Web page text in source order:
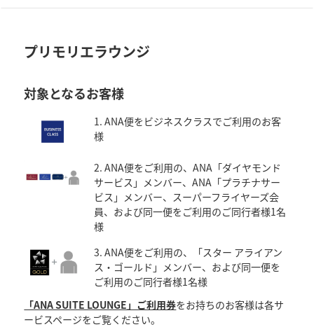
プリモリエラウンジ
対象となるお客様
1. ANA便をビジネスクラスでご利用のお客
様
2. ANA便をご利用の、ANA「ダイヤモンド
サービス」メンバー、ANA「プラチナサー
ビス」メンバー、スーパーフライヤーズ会
員、および同一便をご利用のご同行者様1名
様
3. ANA便をご利用の、「スター アライアン
ス・ゴールド」メンバー、および同一便を
ご利用のご同行者様1名様
「ANA SUITE LOUNGE」ご利用券をお持ちのお客様は各サ
ービスページをご覧ください。